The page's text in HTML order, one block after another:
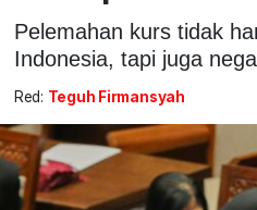
Pelemahan kurs tidak
Indonesia, tapi juga
Red: Teguh Firmansyah